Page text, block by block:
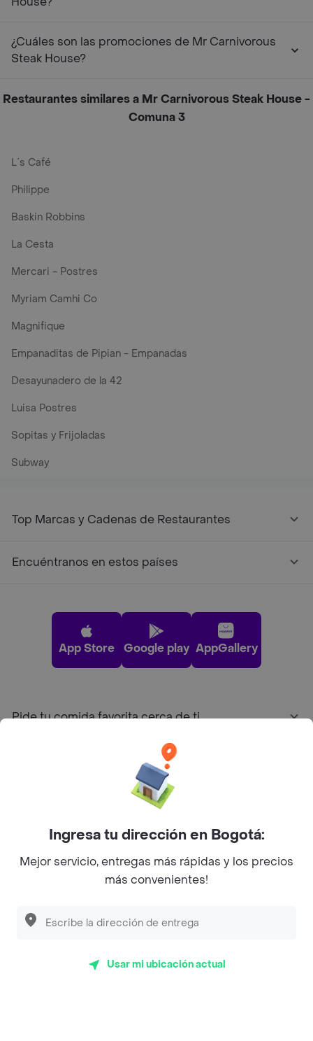
¿Cuáles son las promociones de Mr Carnivorous
Steak House?
Restaurantes similares a Mr Carnivorous Steak House -
Comuna 3
L´s Café
Philippe
Baskin Robbins
La Cesta
Mercari - Postres
Myriam Camhi Co
Magnifique
Empanaditas de Pipian - Empanadas
Desayunadero de la 42
Luisa Postres
Sopitas y Frijoladas
Subway
Top Marcas y Cadenas de Restaurantes
Encuéntranos en estos países
App Store Google play AppGallery
Pide tu comida favorita cerca de ti
Sobre Rappi
Facebook
Twitter
Instagram
©2026Rappi Inc. All rights reserved.
Ingresa tu dirección en Bogotá:
Mejor servicio, entregas más rápidas y los precios
más convenientes!
Usar mi ubicación actual